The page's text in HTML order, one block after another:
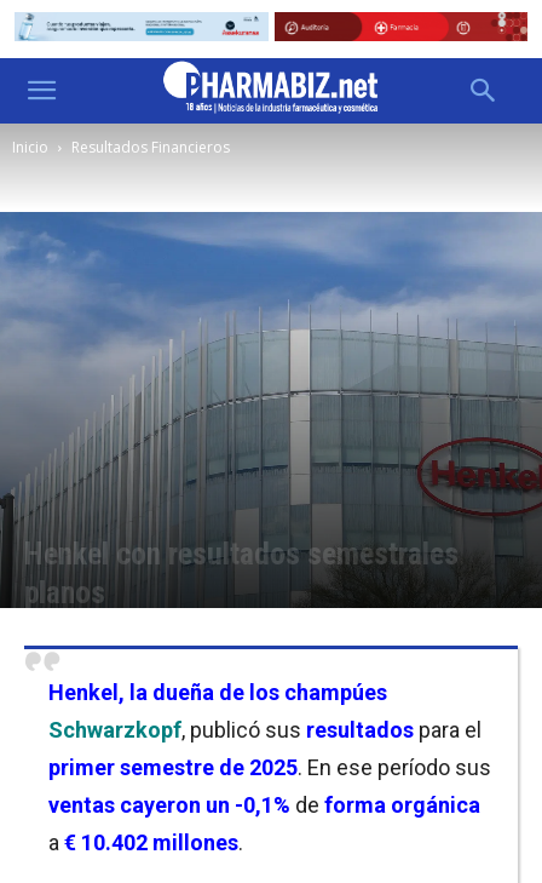
Inicio Resultados Financieros
Henkel con resultados semestrales
planos
Henkel , la dueña de los champúes
Schwarzkopf, publicó sus resultados para el
primer semestre de 2025. En ese período sus
ventas cayeron un -0,1% de forma orgánica
a € 10.402 millones.